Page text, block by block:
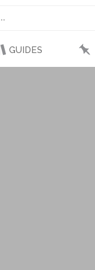
GUIDES